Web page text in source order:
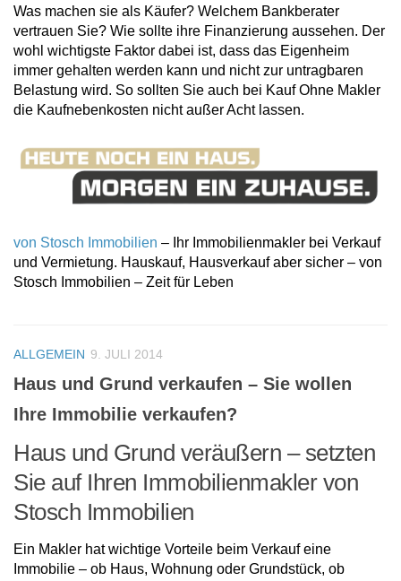
Was machen sie als Käufer? Welchem Bankberater
vertrauen Sie? Wie sollte ihre Finanzierung aussehen. Der
wohl wichtigste Faktor dabei ist, dass das Eigenheim
immer gehalten werden kann und nicht zur untragbaren
Belastung wird. So sollten Sie auch bei Kauf Ohne Makler
die Kaufnebenkosten nicht außer Acht lassen.
von Stosch Immobilien – Ihr Immobilienmakler bei Verkauf
und Vermietung. Hauskauf, Hausverkauf aber sicher – von
Stosch Immobilien – Zeit für Leben
ALLGEMEIN 9. JULI 2014
Haus und Grund verkaufen – Sie wollen
Ihre Immobilie verkaufen?
Haus und Grund veräußern – setzten
Sie auf Ihren Immobilienmakler von
Stosch Immobilien
Ein Makler hat wichtige Vorteile beim Verkauf eine
Immobilie – ob Haus, Wohnung oder Grundstück, ob